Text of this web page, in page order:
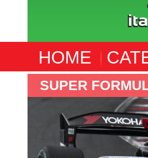
HOME
SUPER